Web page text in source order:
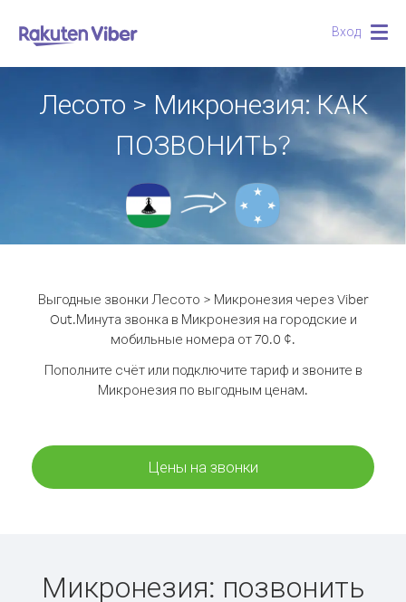
Вход
Лесото > Микронезия: КАК
ПОЗВОНИТЬ?
Выгодные звонки Лесото > Микронезия через Viber
Out.Минута звонка в Микронезия на городские и
мобильные номера от 70.0 ¢.
Пополните счёт или подключите тариф и звоните в
Микронезия по выгодным ценам.
Цены на звонки
Микронезия: позвонить